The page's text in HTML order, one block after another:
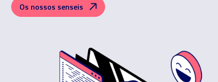
Os nossos senseis